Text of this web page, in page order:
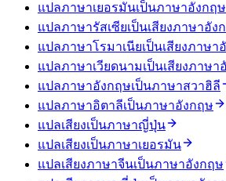
แปลภาษาเยอรมันเป็นภาษาอังกฤษ
แปลภาษารัสเซียเป็นเสียงภาษาอัง
แปลภาษาโรมาเนียเป็นเสียงภาษา
แปลภาษาเวียดนามเป็นเสียงภาษา
แปลภาษาอังกฤษเป็นภาษาสวาฮิลี
แปลภาษาอิตาลีเป็นภาษาอังกฤษ
แปลเสียงเป็นภาษาญี่ปุ่น
แปลเสียงเป็นภาษาเยอรมัน
แปลเสียงภาษาจีนเป็นภาษาอังกฤษ